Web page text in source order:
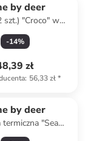
by deer
szt.) "Croco" w
beżowym -
100 ml
-14%
zł
: 56,33 zł*
by deer
termiczna "Sea
kolorze białym -